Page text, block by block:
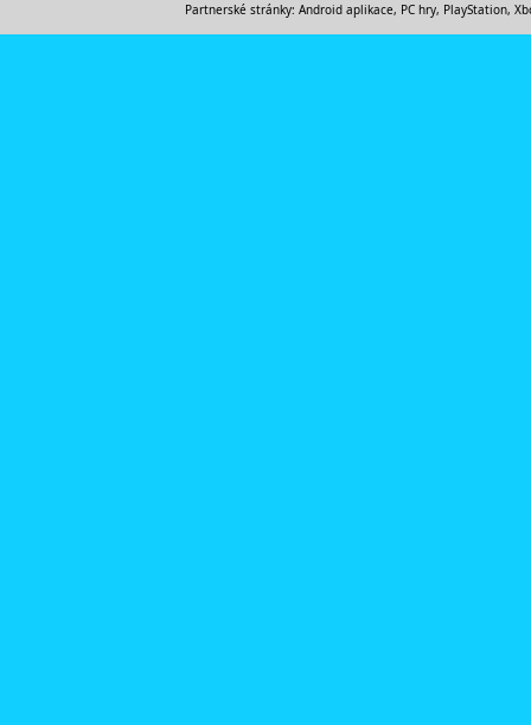
Partnerské stránky: Android aplikace, PC hry, PlayStation,